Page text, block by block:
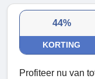
44%
KORTING
Profiteer nu van